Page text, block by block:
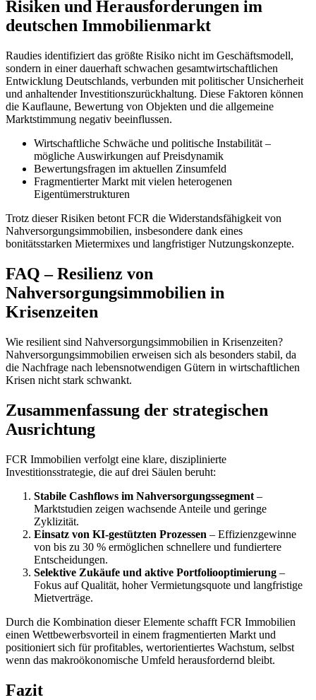
Risiken und Herausforderungen im
deutschen Immobilienmarkt
Raudies identifiziert das größte Risiko nicht im Geschäftsmodell,
sondern in einer dauerhaft schwachen gesamtwirtschaftlichen
Entwicklung Deutschlands, verbunden mit politischer Unsicherheit
und anhaltender Investitionszurückhaltung. Diese Faktoren können
die Kauflaune, Bewertung von Objekten und die allgemeine
Marktstimmung negativ beeinflussen.
Wirtschaftliche Schwäche und politische Instabilität –
mögliche Auswirkungen auf Preisdynamik
Bewertungsfragen im aktuellen Zinsumfeld
Fragmentierter Markt mit vielen heterogenen
Eigentümerstrukturen
Trotz dieser Risiken betont FCR die Widerstandsfähigkeit von
Nahversorgungsimmobilien, insbesondere dank eines
bonitätsstarken Mietermixes und langfristiger Nutzungskonzepte.
FAQ – Resilienz von
Nahversorgungsimmobilien in
Krisenzeiten
Wie resilient sind Nahversorgungsimmobilien in Krisenzeiten?
Nahversorgungsimmobilien erweisen sich als besonders stabil, da
die Nachfrage nach lebensnotwendigen Gütern in wirtschaftlichen
Krisen nicht stark schwankt.
Zusammenfassung der strategischen
Ausrichtung
FCR Immobilien verfolgt eine klare, disziplinierte
Investitionsstrategie, die auf drei Säulen beruht:
Stabile Cashflows im Nahversorgungssegment –
Marktstudien zeigen wachsende Anteile und geringe
Zyklizität.
Einsatz von KI-gestützten Prozessen – Effizienzgewinne
von bis zu 30 % ermöglichen schnellere und fundiertere
Entscheidungen.
Selektive Zukäufe und aktive Portfoliooptimierung –
Fokus auf Qualität, hoher Vermietungsquote und langfristige
Mietverträge.
Durch die Kombination dieser Elemente schafft FCR Immobilien
einen Wettbewerbsvorteil in einem fragmentierten Markt und
positioniert sich für profitables, wertorientiertes Wachstum, selbst
wenn das makroökonomische Umfeld herausfordernd bleibt.
Fazit